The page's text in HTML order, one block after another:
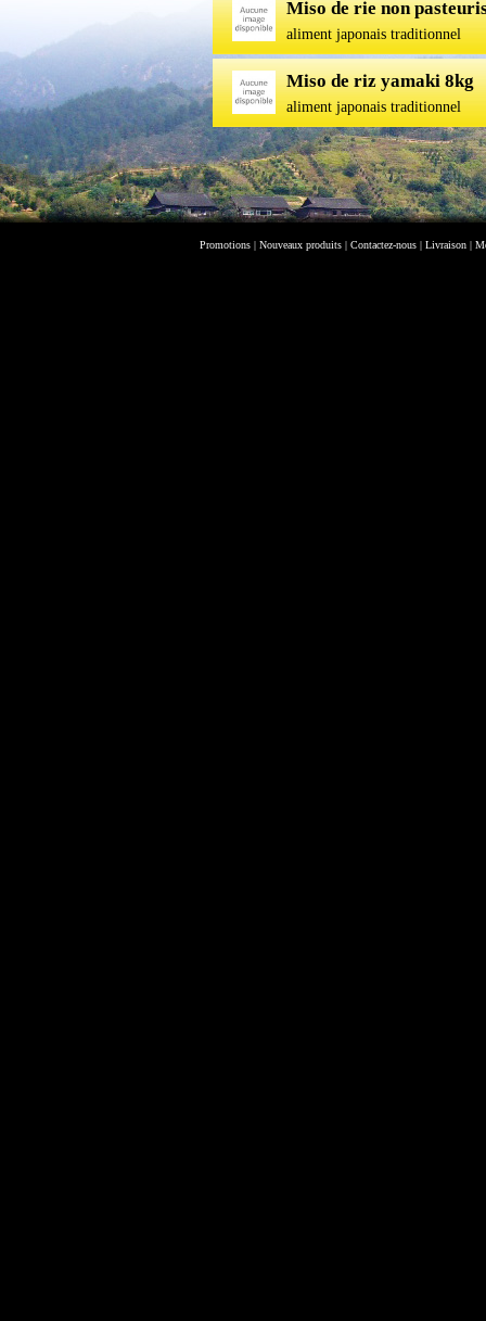
Miso de rie non
aliment japonais traditionnel
Miso de riz yamaki 8kg
aliment japonais traditionnel
Promotions| Nouveaux produits| Contactez-nous| Livraison|